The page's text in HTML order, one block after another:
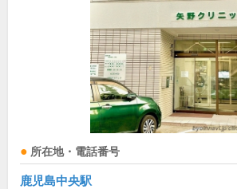
所在地・電話番号
鹿児島中央駅